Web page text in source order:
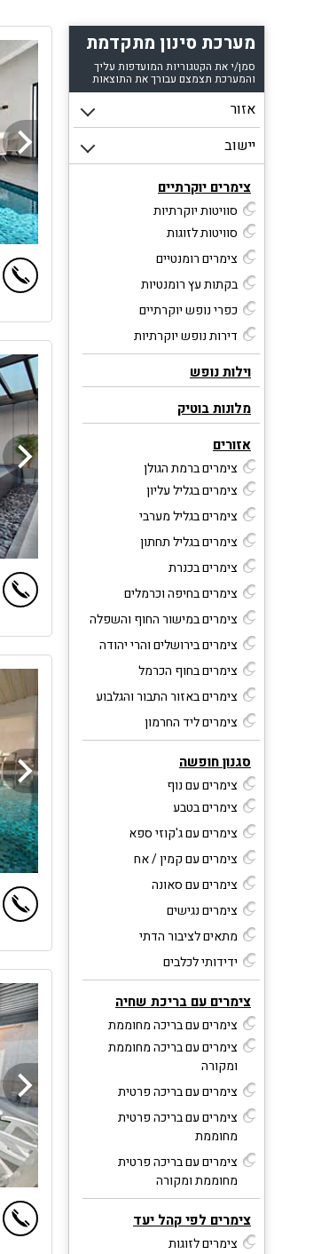
מערכת סינון מתקדמת
סמן/י את הקטגוריות המועדפות עליך
והמערכת תצמצם עבורך את התוצאות
צימרים יוקרתיים
סוויטות יוקרתיות
סוויטות לזוגות
צימרים רומנטיים
בקתות עץ רומנטיות
כפרי נופש יוקרתיים
דירות נופש יוקרתיות
וילות נופש
מלונות בוטיק
אזורים
צימרים ברמת הגולן
צימרים בגליל עליון
צימרים בגליל מערבי
צימרים בגליל תחתון
צימרים בכנרת
צימרים בחיפה וכרמלים
צימרים במישור החוף והשפלה
צימרים בירושלים והרי יהודה
צימרים בחוף הכרמל
צימרים באזור התבור והגלבוע
צימרים ליד החרמון
סגנון חופשה
צימרים עם נוף
צימרים בטבע
צימרים עם ג'קוזי ספא
צימרים עם קמין / אח
צימרים עם סאונה
צימרים נגישים
מתאים לציבור הדתי
ידידותי לכלבים
צימרים עם בריכת שחיה
צימרים עם בריכה מחוממת
צימרים עם בריכה מחוממת
ומקורה
צימרים עם בריכה פרטית
צימרים עם בריכה פרטית
מחוממת
צימרים עם בריכה פרטית
מחוממת ומקורה
צימרים לפי קהל יעד
צימרים לזוגות